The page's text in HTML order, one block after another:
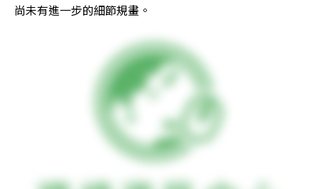
尚未有進一步的細節規畫。